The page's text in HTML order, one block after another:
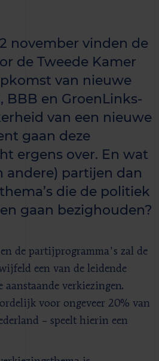
november vinden de
de Tweede Kamer
van nieuwe
BBB en GroenLinks-
van een nieuwe
gaan deze
ergens over. En wat
andere) partijen dan
die de politiek
gaan bezighouden?
en de partijprogramma's zal de
een van de leidende
aanstaande verkiezingen.
voor ongeveer 20% van
– speelt hierin een